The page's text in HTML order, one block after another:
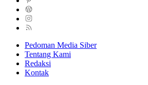
Pedoman Media Siber
Tentang Kami
Redaksi
Kontak